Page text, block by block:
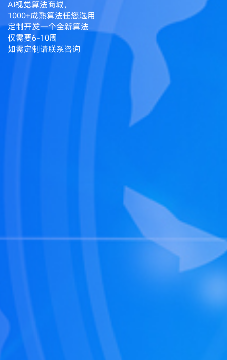
AI视觉算法商城，
1000+成熟算法任您选用
定制开发一个全新算法
仅需要6-10周
如需定制请联系咨询